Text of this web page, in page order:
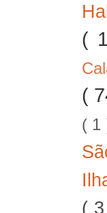
(
(
( 1
(